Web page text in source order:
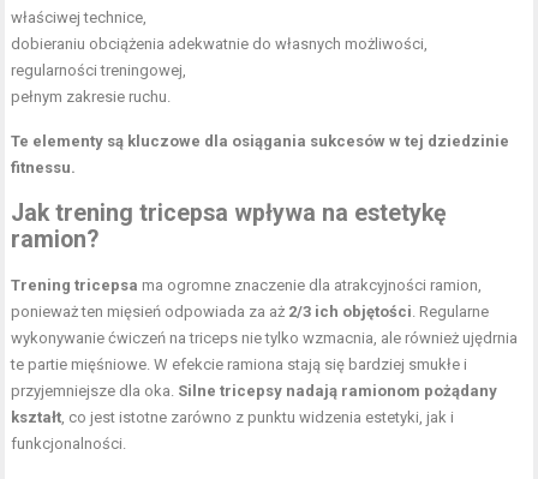
właściwej technice,
dobieraniu obciążenia adekwatnie do własnych możliwości,
regularności treningowej,
pełnym zakresie ruchu.
Te elementy są kluczowe dla osiągania sukcesów w tej dziedzinie
fitnessu.
Jak trening tricepsa wpływa na estetykę
ramion?
Trening tricepsa ma ogromne znaczenie dla atrakcyjności ramion,
ponieważ ten mięsień odpowiada za aż 2/3 ich objętości. Regularne
wykonywanie ćwiczeń na triceps nie tylko wzmacnia, ale również ujędrnia
te partie mięśniowe. W efekcie ramiona stają się bardziej smukłe i
przyjemniejsze dla oka. Silne tricepsy nadają ramionom pożądany
kształt, co jest istotne zarówno z punktu widzenia estetyki, jak i
funkcjonalności.